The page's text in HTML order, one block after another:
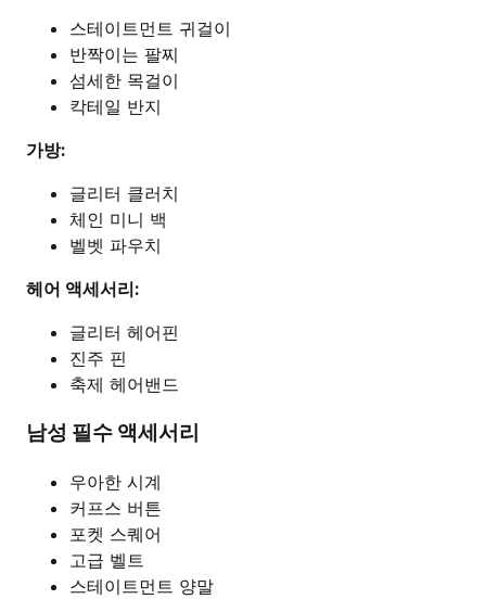
스테이트먼트 귀걸이
반짝이는 팔찌
섬세한 목걸이
칵테일 반지
가방:
글리터 클러치
체인 미니 백
벨벳 파우치
헤어 액세서리:
글리터 헤어핀
진주 핀
축제 헤어밴드
남성 필수 액세서리
우아한 시계
커프스 버튼
포켓 스퀘어
고급 벨트
스테이트먼트 양말